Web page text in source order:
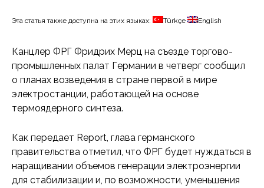
Эта статья также доступна на этих языках: Türkçe English
Канцлер ФРГ Фридрих Мерц на съезде торгово-
промышленных палат Германии в четверг сообщил
о планах возведения в стране первой в мире
электростанции, работающей на основе
термоядерного синтеза.
Как передает Report, глава германского
правительства отметил, что ФРГ будет нуждаться в
наращивании объемов генерации электроэнергии
для стабилизации и, по возможности, уменьшения